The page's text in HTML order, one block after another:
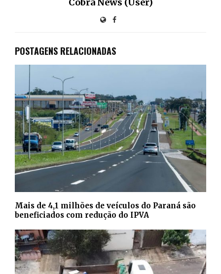
POSTAGENS RELACIONADAS
Mais de 4,1 milhões de veículos do Paraná são
beneficiados com redução do IPVA